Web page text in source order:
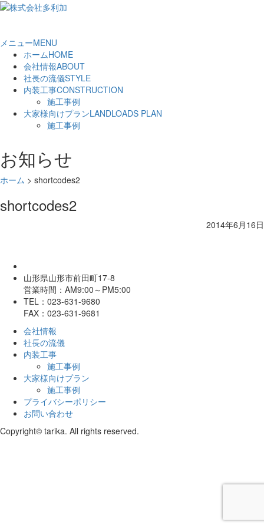
メニューMENU
ホームHOME
会社情報ABOUT
社長の流儀STYLE
内装工事CONSTRUCTION
施工事例
大家様向けプランLANDLOADS PLAN
施工事例
お知らせ
ホーム > shortcodes2
shortcodes2
2014年6月16日
山形県山形市前田町17-8
営業時間：AM9:00～PM5:00
TEL：023-631-9680
FAX：023-631-9681
会社情報
社長の流儀
内装工事
施工事例
大家様向けプラン
施工事例
プライバシーポリシー
お問い合わせ
Copyright© tarika. All rights reserved.